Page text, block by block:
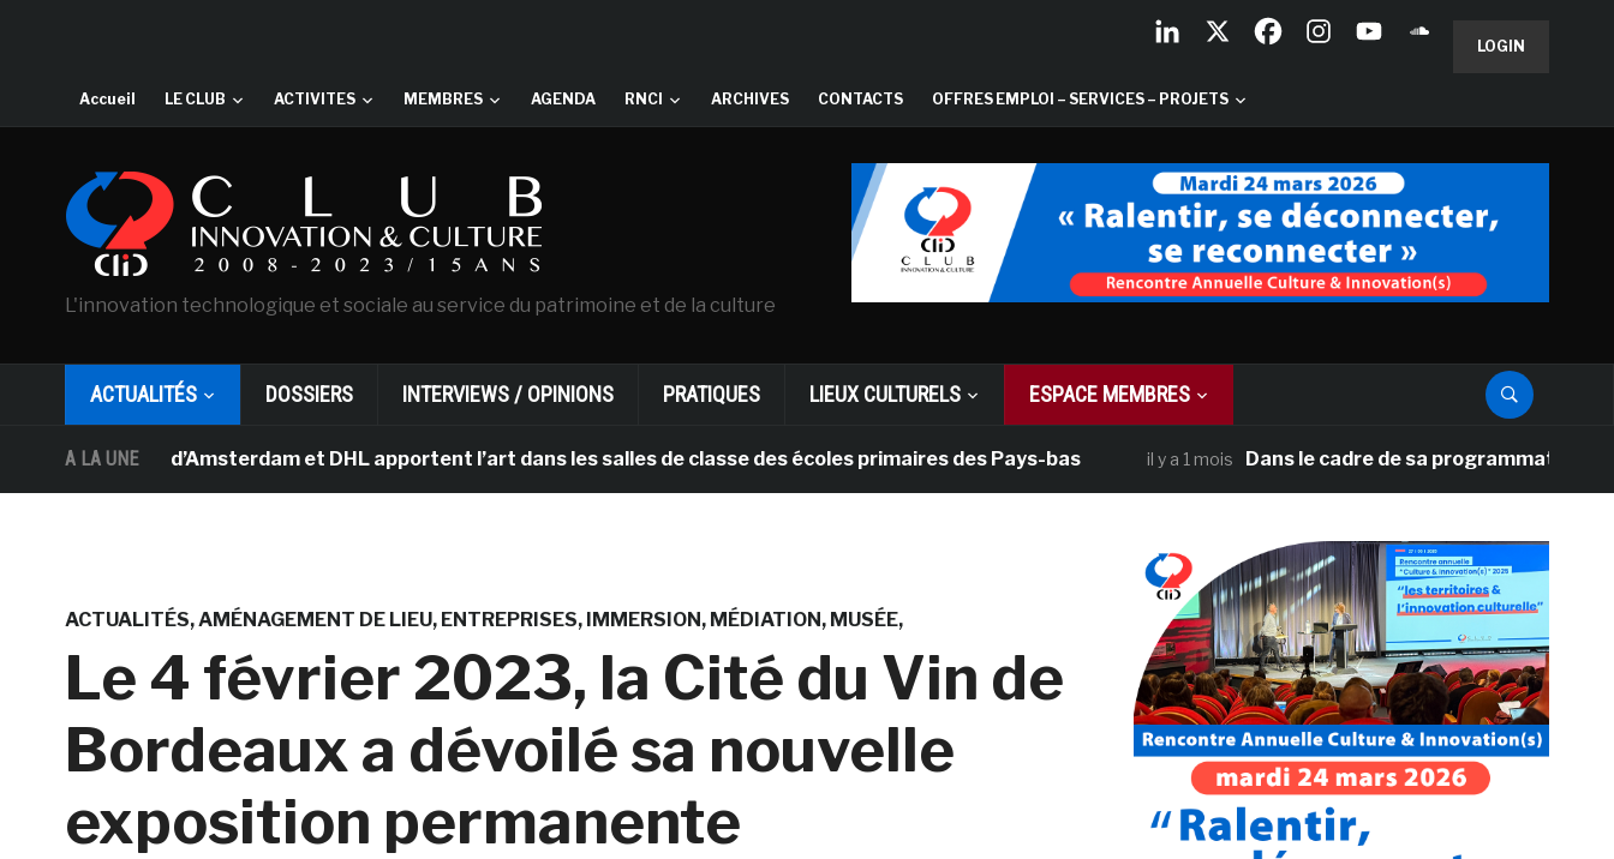
LOGIN
Accueil LE CLUB ACTIVITES MEMBRES AGENDA RNCI ARCHIVES CONTACTS OFFRES EMPLOI – SERVICES – PROJETS
L'innovation technologique et sociale au service du patrimoine et de la culture
ACTUALITÉS DOSSIERS INTERVIEWS / OPINIONS PRATIQUES LIEUX CULTURELS ESPACE MEMBRES
A LA UNE
Gogh d’Amsterdam et DHL apportent l’art dans les salles de classe des écoles primaires des Pays-bas il y a 1 mois Dans le cadre de sa programmation
ACTUALITÉS AMÉNAGEMENT DE LIEU ENTREPRISES IMMERSION MÉDIATION MUSÉE
Le 4 février 2023, la Cité du Vin de
Bordeaux a dévoilé sa nouvelle
exposition permanente